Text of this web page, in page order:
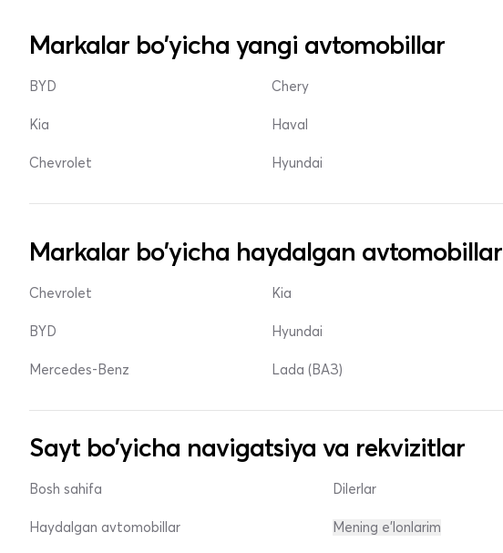
Markalar bo'yicha yangi avtomobillar
BYD
Kia
Chevrolet
Chery
Haval
Hyundai
Markalar bo'yicha haydalgan avtomobillar
Chevrolet
BYD
Mercedes-Benz
Kia
Hyundai
Lada (ВАЗ)
Sayt bo'yicha navigatsiya va rekvizitlar
Bosh sahifa
Haydalgan avtomobillar
Dilerlar
Mening e'lonlarim